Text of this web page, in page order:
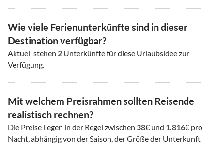
Wie viele Ferienunterkünfte sind in dieser
Destination verfügbar?
Aktuell stehen 2 Unterkünfte für diese Urlaubsidee zur
Verfügung.
Mit welchem Preisrahmen sollten Reisende
realistisch rechnen?
Die Preise liegen in der Regel zwischen 38€ und 1.816€ pro
Nacht, abhängig von der Saison, der Größe der Unterkunft